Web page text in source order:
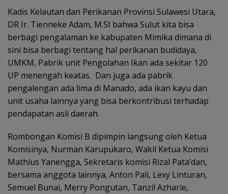
Kadis Kelautan dan Perikanan Provinsi Sulawesi Utara,
DR Ir. Tienneke Adam, M.SI bahwa Sulut kita bisa
berbagi pengalaman ke kabupaten Mimika dimana di
sini bisa berbagi tentang hal perikanan budidaya,
UMKM, Pabrik unit Pengolahan Ikan ada sekitar 120
UP menengah keatas. Dan juga ada pabrik
pengalengan ada lima di Manado, ada ikan kayu dan
unit usaha lainnya yang bisa berkontribusi terhadap
pendapatan asli daerah.
Rombongan Komisi B dipimpin langsung oleh Ketua
Komisinya, Nurman Karupukaro, Wakil Ketua Komisi
Mathius Yanengga, Sekretaris komisi Rizal Pata’dan,
bersama anggota lainnya, Anton Pali, Lexy Linturan,
Semuel Bunai, Merry Pongutan, Tanzil Azharie,